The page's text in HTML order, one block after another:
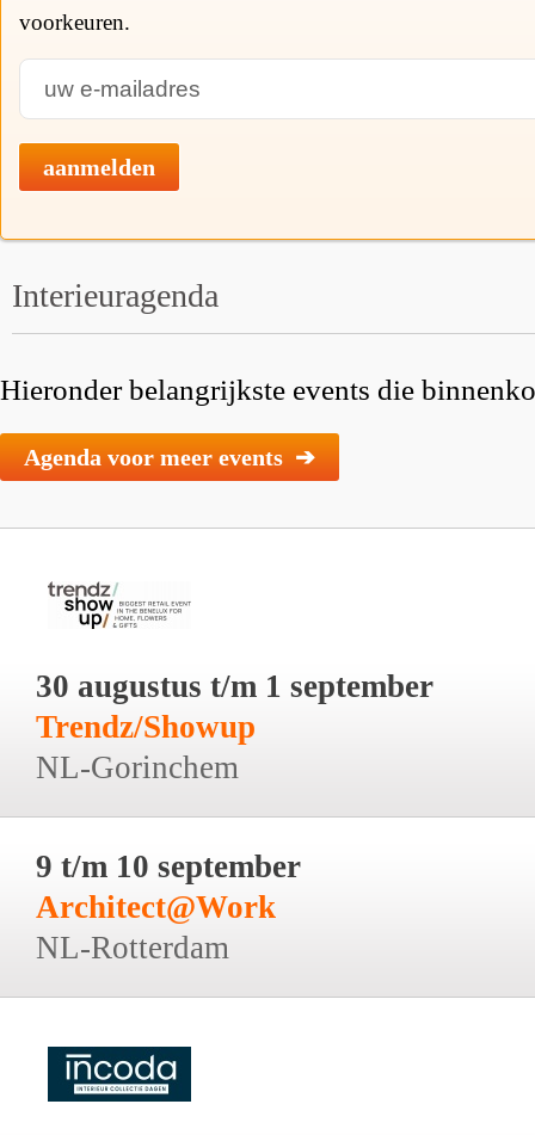
voorkeuren.
aanmelden
Interieuragenda
Hieronder belangrijkste events die
Agenda voor meer events ➔
30 augustus t/m 1 september
Trendz/Showup
NL-Gorinchem
9 t/m 10 september
Architect@Work
NL-Rotterdam